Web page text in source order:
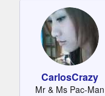
CarlosCrazy
Mr & Ms Pac-Man